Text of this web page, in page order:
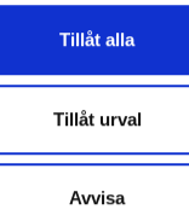
Tillåt alla
Tillåt urval
Avvisa
157 :-